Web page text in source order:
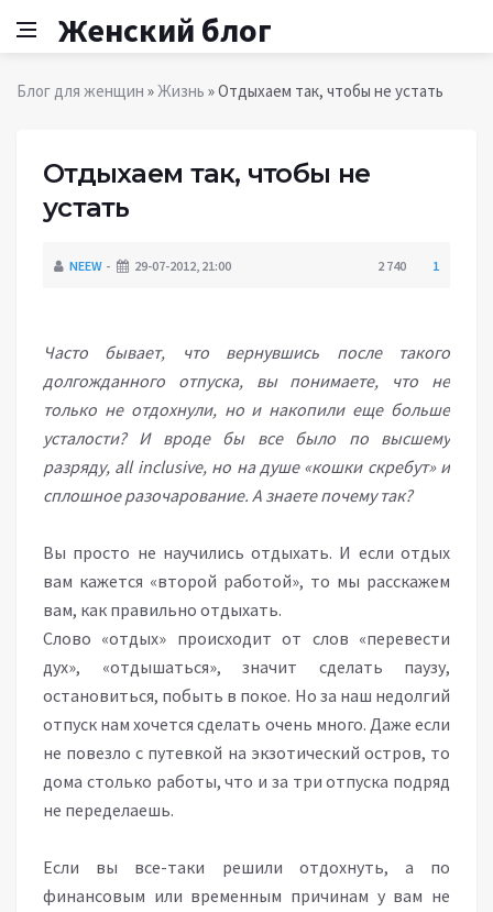
Женский блог
Блог для женщин »Жизнь » Отдыхаем так, чтобы не устать
Отдыхаем так, чтобы не
устать
NEEW 29-07-2012, 21:00 2 740 1
Часто бывает, что вернувшись после такого
долгожданного отпуска, вы понимаете, что не
только не отдохнули, но и накопили еще больше
усталости? И вроде бы все было по высшему
разряду, all inclusive, но на душе «кошки скребут» и
сплошное разочарование. А знаете почему так?
Вы просто не научились отдыхать. И если отдых
вам кажется «второй работой», то мы расскажем
вам, как правильно отдыхать.
Слово «отдых» происходит от слов «перевести
дух», «отдышаться», значит сделать паузу,
остановиться, побыть в покое. Но за наш недолгий
отпуск нам хочется сделать очень много. Даже если
не повезло с путевкой на экзотический остров, то
дома столько работы, что и за три отпуска подряд
не переделаешь.
Если вы все-таки решили отдохнуть, а по
финансовым или временным причинам у вам не